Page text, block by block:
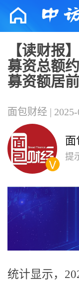
【读财报
募资总额
募资额居前
面包财经 |
面
提
统计显示，